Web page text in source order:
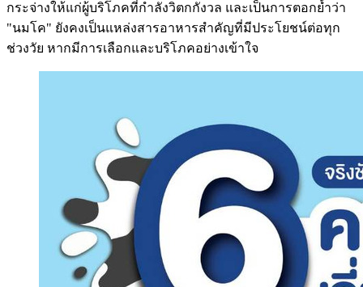
กระจ่างให้แก่ผู้บริโภคที่กำลังวิตกกังวล และเป็นการตอกย้ำว่า
"นมโค" ยังคงเป็นแหล่งสารอาหารสำคัญที่มีประโยชน์ต่อทุก
ช่วงวัย หากมีการเลือกและบริโภคอย่างเข้าใจ